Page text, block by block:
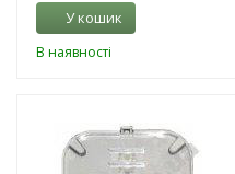
У кошик
В наявності